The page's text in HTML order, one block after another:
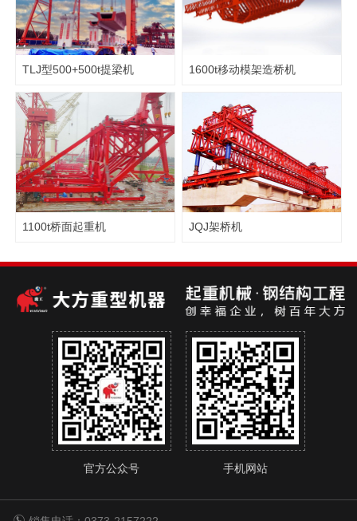
TLJ型500+500t提梁机 1600t移动模架造桥机
1100t桥面起重机 JQJ架桥机
官方公众号 手机网站